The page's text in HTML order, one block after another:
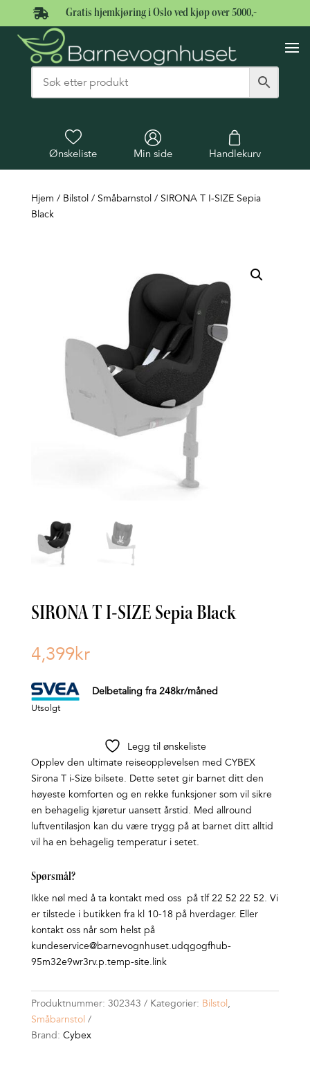
 Gratis hjemkjøring i Oslo ved kjøp over 5000,-
Ønskeliste Min side Handlekurv
Hjem / Bilstol / Småbarnstol / SIRONA T I-SIZE Sepia
Black
SIRONA T I-SIZE Sepia Black
4,399kr
Delbetaling fra 248kr/måned
Utsolgt
Legg til ønskeliste
Opplev den ultimate reiseopplevelsen med CYBEX
Sirona T i-Size bilsete. Dette setet gir barnet ditt den
høyeste komforten og en rekke funksjoner som vil sikre
en behagelig kjøretur uansett årstid. Med allround
luftventilasjon kan du være trygg på at barnet ditt alltid
vil ha en behagelig temperatur i setet.
Spørsmål?
Ikke nøl med å ta kontakt med oss på tlf 22 52 22 52. Vi
er tilstede i butikken fra kl 10-18 på hverdager. Eller
kontakt oss når som helst på
kundeservice@barnevognhuset.udqgogfhub-
95m32e9wr3rv.p.temp-site.link
Produktnummer: 302343 Kategorier: Bilstol ,
Småbarnstol
Brand: Cybex